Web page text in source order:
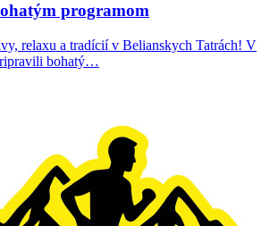
programom
relaxu a tradícií v Belianskych Tatrách! V
bohatý…